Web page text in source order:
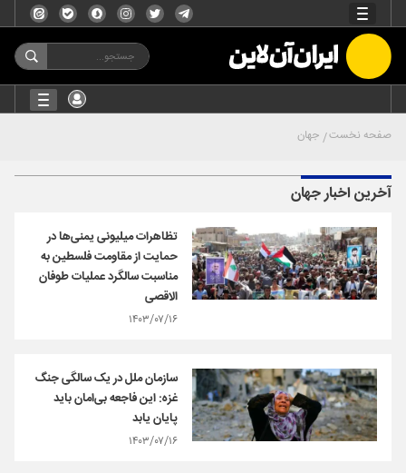
صفحه نخست جهان
آخرین اخبار جهان
تظاهرات میلیونی یمنی‌ها در
حمایت از مقاومت فلسطین به
مناسبت سالگرد عملیات طوفان
الاقصی
۱۴۰۳/۰۷/۱۶
سازمان ملل در یک سالگی جنگ
غزه: این فاجعه بی‌امان باید
پایان یابد
۱۴۰۳/۰۷/۱۶